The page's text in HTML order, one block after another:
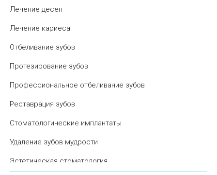
Лечение десен
Лечение кариеса
Отбеливание зубов
Протезирование зубов
Профессиональное отбеливание зубов
Реставрация зубов
Стоматологические имплантаты
Удаление зубов мудрости
Эстетическая стоматология